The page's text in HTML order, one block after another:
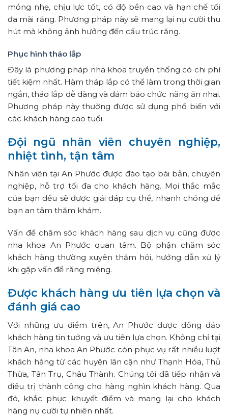
mỏng nhẹ, chịu lực tốt, có độ bền cao và hạn chế tối
đa mài răng. Phương pháp này sẽ mang lại nụ cười thu
hút mà không ảnh hưởng đến cấu trúc răng.
Phục hình tháo lắp
Đây là phương pháp nha khoa truyền thống có chi phí
tiết kiệm nhất. Hàm tháp lắp có thể làm trong thời gian
ngắn, tháo lắp dễ dàng và đảm bảo chức năng ăn nhai.
Phương pháp này thường được sử dụng phổ biến với
các khách hàng cao tuổi.
Đội ngũ nhân viên chuyên nghiệp,
nhiệt tình, tận tâm
Nhân viên tại An Phước được đào tạo bài bản, chuyên
nghiệp, hỗ trợ tối đa cho khách hàng. Mọi thắc mắc
của bạn đều sẽ được giải đáp cụ thể, nhanh chóng để
bạn an tâm thăm khám.
Vấn đề chăm sóc khách hàng sau dịch vụ cũng được
nha khoa An Phước quan tâm. Bộ phận chăm sóc
khách hàng thường xuyên thăm hỏi, hướng dẫn xử lý
khi gặp vấn đề răng miệng.
Được khách hàng ưu tiên lựa chọn và
đánh giá cao
Với những ưu điểm trên, An Phước được đông đảo
khách hàng tin tưởng và ưu tiên lựa chọn. Không chỉ tại
Tân An, nha khoa An Phước còn phục vụ rất nhiều lượt
khách hàng từ các huyện lân cận như Thạnh Hóa, Thủ
Thừa, Tân Trụ, Châu Thành. Chúng tôi đã tiếp nhận và
điều trị thành công cho hàng nghìn khách hàng. Qua
đó, khắc phục khuyết điểm và mang lại cho khách
hàng nụ cười tự nhiên nhất.